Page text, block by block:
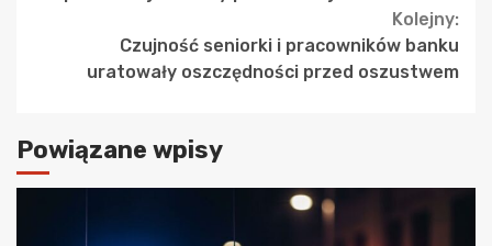
Kolejny:
Czujność seniorki i pracowników banku
uratowały oszczędności przed oszustwem
Powiązane wpisy